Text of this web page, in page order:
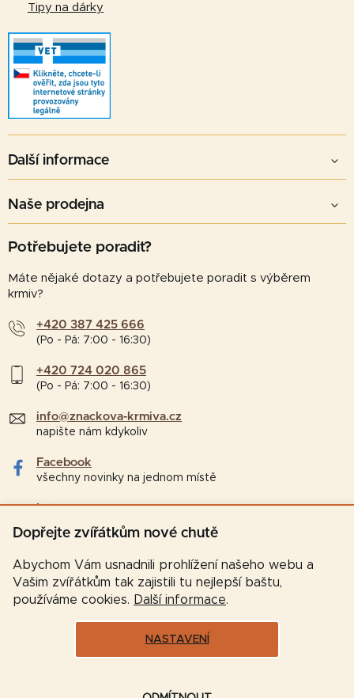
Dopřejte zvířátkům nové chutě
Abychom Vám usnadnili prohlížení našeho webu a
Vašim zvířátkům tak zajistili tu nejlepší baštu,
používáme cookies. Další informace.
NASTAVENÍ
Tipy na dárky
Další informace
Naše prodejna
Potřebujete poradit?
Máte nějaké dotazy a potřebujete poradit s výběrem
krmiv?
+420 387 425 666
(Po - Pá: 7:00 - 16:30)
+420 724 020 865
(Po - Pá: 7:00 - 16:30)
info@znackova-krmiva.cz
napište nám kdykoliv
Facebook
všechny novinky na jednom místě
Instagram
tipy a zajímavosti pro chovatele
Vytvořil Shoptet